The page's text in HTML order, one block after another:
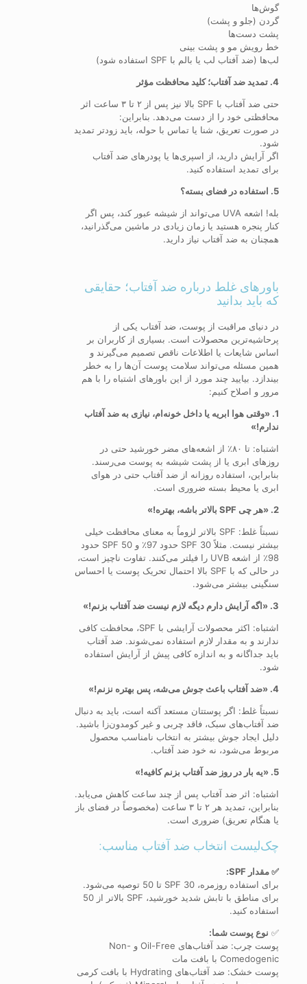
گوش‌ها
گردن (جلو و پشت)
پشت دست‌ها
خط رویش مو و پشت بینی
لب‌ها (ضد آفتاب لب یا بالم با SPF استفاده شود)
4. تمدید ضد آفتاب؛ کلید محافظت مؤثر
حتی ضد آفتاب با SPF بالا نیز پس از ۲ تا ۳ ساعت اثر
محافظتی خود را از دست می‌دهد. بنابراین:
در صورت تعریق، شنا یا تماس با حوله، باید زودتر تمدید
شود.
اگر آرایش دارید، از اسپری‌ها یا پودرهای ضد آفتاب
برای تمدید استفاده کنید.
5. استفاده در فضای بسته؟
بله! اشعه UVA می‌تواند از شیشه عبور کند، پس اگر
کنار پنجره هستید یا زمان زیادی در ماشین می‌گذرانید،
همچنان به ضد آفتاب نیاز دارید.
باورهای غلط درباره ضد آفتاب؛ حقایقی
که باید بدانید
در دنیای مراقبت از پوست، ضد آفتاب یکی از
پرحاشیه‌ترین محصولات است. بسیاری از کاربران بر
اساس شایعات یا اطلاعات ناقص تصمیم می‌گیرند و
همین مسئله می‌تواند سلامت پوست آن‌ها را به خطر
بیندازد. بیایید چند مورد از این باورهای اشتباه را با هم
مرور و اصلاح کنیم:
1. «وقتی هوا ابریه یا داخل خونه‌ام، نیازی به ضد آفتاب
ندارم!»
اشتباه: تا ۸۰٪ از اشعه‌های مضر خورشید حتی در
روزهای ابری یا از پشت شیشه به پوست می‌رسند.
بنابراین، استفاده روزانه از ضد آفتاب حتی در هوای
ابری یا محیط بسته ضروری است.
2. «هر چی SPF بالاتر باشه، بهتره!»
نسبتاً غلط: SPF بالاتر لزوماً به معنای محافظت خیلی
بیشتر نیست. مثلاً SPF 30 حدود 97٪ و SPF 50 حدود
98٪ از اشعه UVB را فیلتر می‌کنند. تفاوت ناچیز است،
در حالی که با SPF بالا احتمال تحریک پوست یا احساس
سنگینی بیشتر می‌شود.
3. «اگه آرایش دارم دیگه لازم نیست ضد آفتاب بزنم!»
اشتباه: اکثر محصولات آرایشی با SPF، محافظت کافی
ندارند و به مقدار لازم استفاده نمی‌شوند. ضد آفتاب
باید جداگانه و به اندازه کافی پیش از آرایش استفاده
شود.
4. «ضد آفتاب باعث جوش می‌شه، پس بهتره نزنم!»
نسبتاً غلط: اگر پوستتان مستعد آکنه است، باید به دنبال
ضد آفتاب‌های سبک، فاقد چربی و غیر کومدون‌زا باشید.
دلیل ایجاد جوش بیشتر به انتخاب نامناسب محصول
مربوط می‌شود، نه خود ضد آفتاب.
5. «یه بار در روز ضد آفتاب بزنم کافیه!»
اشتباه: اثر ضد آفتاب پس از چند ساعت کاهش می‌یابد.
بنابراین، تمدید هر ۲ تا ۳ ساعت (مخصوصاً در فضای باز
یا هنگام تعریق) ضروری است.
چک‌لیست انتخاب ضد آفتاب مناسب:
✅ مقدار SPF:
برای استفاده روزمره، SPF 30 تا 50 توصیه می‌شود.
برای مناطق با تابش شدید خورشید، SPF بالاتر از 50
استفاده کنید.
✅ نوع پوست شما:
پوست چرب: ضد آفتاب‌های Oil-Free و Non-
Comedogenic با بافت مات
پوست خشک: ضد آفتاب‌های Hydrating با بافت کرمی